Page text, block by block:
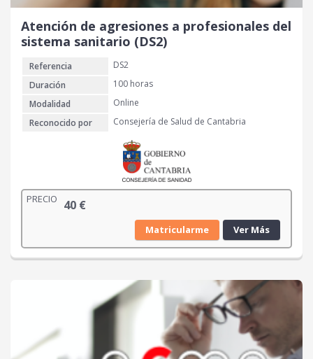
Atención de agresiones a profesionales del
sistema sanitario (DS2)
Referencia
DS2
Duración
100 horas
Modalidad
Online
Reconocido por
Consejería de Salud de Cantabria
PRECIO 40 €
Matricularme Ver Más